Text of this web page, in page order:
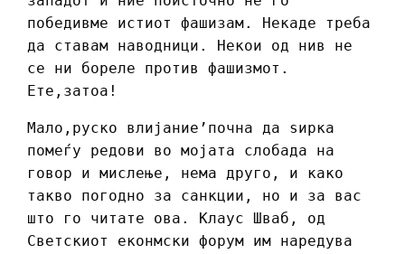
победивме истиот фашизам. Некаде треба
да ставам наводници. Некои од нив не
се ни бореле против фашизмот.
Ете,затоа!
Мало,руско влијание’почна да ѕирка
помеѓу редови во мојата слобада на
говор и мислење, нема друго, и како
такво погодно за санкции, но и за вас
што го читате ова. Клаус Шваб, од
Светскиот еконмски форум им наредува